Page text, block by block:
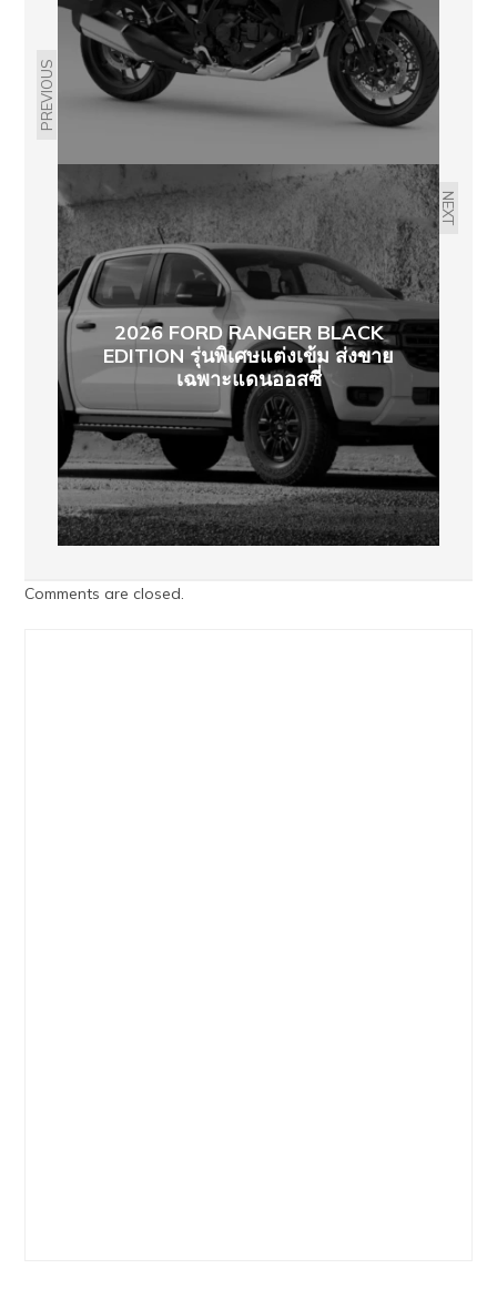
PREVIOUS
NEXT
2026 FORD RANGER BLACK
EDITION รุ่นพิเศษแต่งเข้ม ส่งขาย
เฉพาะแดนออสซี่
Comments are closed.